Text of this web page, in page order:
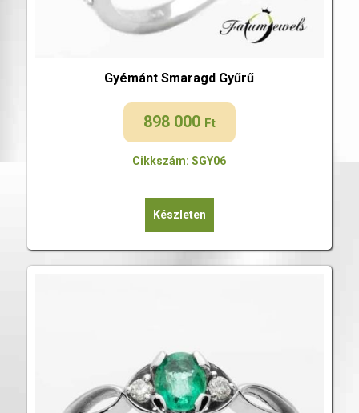
Gyémánt Smaragd Gyűrű
898 000 Ft
Cikkszám: SGY06
Készleten